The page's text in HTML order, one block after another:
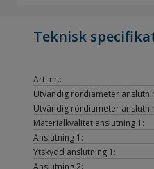
Teknisk
Art. nr.:
Utvändig rördiameter
Utvändig rördiameter
Materialkvalitet anslutning 1:
Anslutning 1:
Ytskydd anslutning 1:
Anslutning 2: